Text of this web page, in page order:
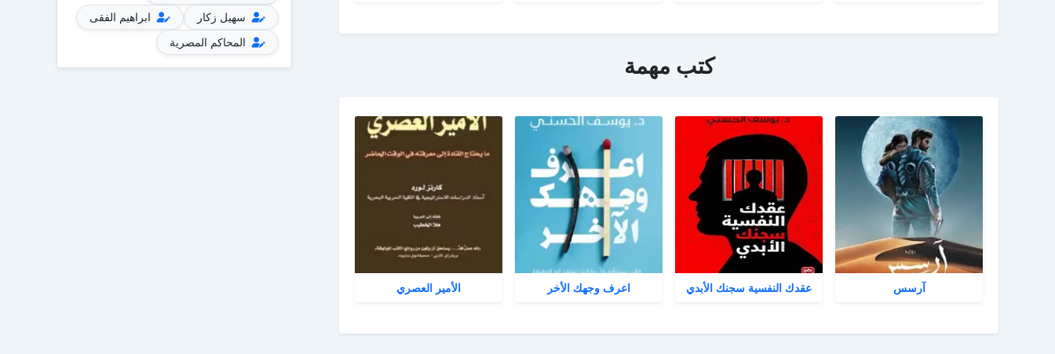
كتب مهمة
آرسس عقدك النفسية سجنك الأبدي اعرف وجهك الأخر الأمير العصري
سهيل زكار
ابراهيم الفقى
المحاكم المصرية